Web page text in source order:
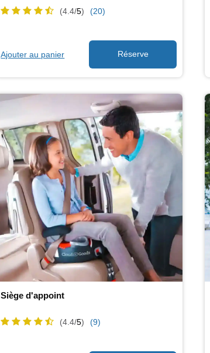
(4.4/5) (20)
Ajouter au panier
Siège d'appoint
(4.4/5) (9)